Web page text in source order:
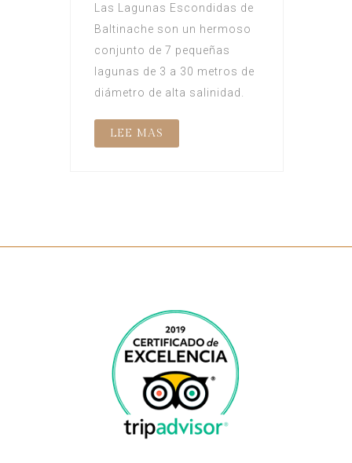
Las Lagunas Escondidas de
Baltinache son un hermoso
conjunto de 7 pequeñas
lagunas de 3 a 30 metros de
diámetro de alta salinidad.
LEE MAS